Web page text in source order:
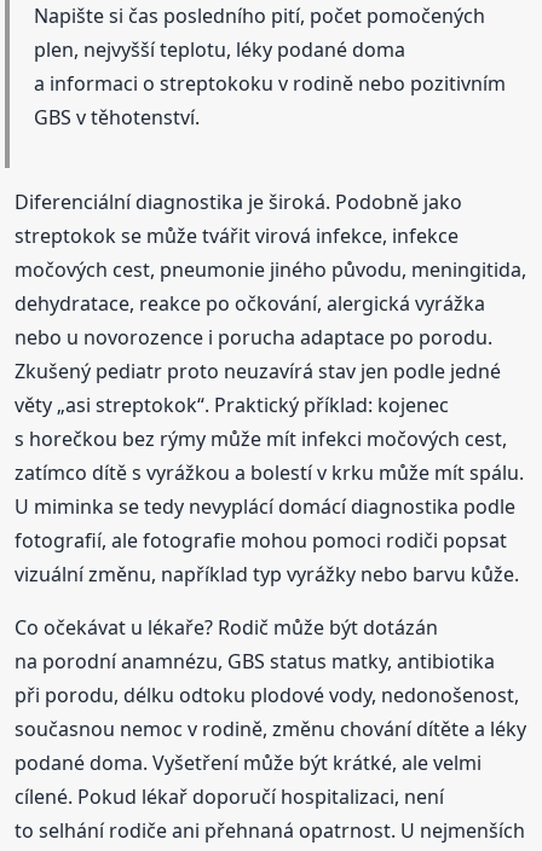
Napište si čas posledního pití, počet pomočených
plen, nejvyšší teplotu, léky podané doma
a informaci o streptokoku v rodině nebo pozitivním
GBS v těhotenství.
Diferenciální diagnostika je široká. Podobně jako
streptokok se může tvářit virová infekce, infekce
močových cest, pneumonie jiného původu, meningitida,
dehydratace, reakce po očkování, alergická vyrážka
nebo u novorozence i porucha adaptace po porodu.
Zkušený pediatr proto neuzavírá stav jen podle jedné
věty „asi streptokok“. Praktický příklad: kojenec
s horečkou bez rýmy může mít infekci močových cest,
zatímco dítě s vyrážkou a bolestí v krku může mít spálu.
U miminka se tedy nevyplácí domácí diagnostika podle
fotografií, ale fotografie mohou pomoci rodiči popsat
vizuální změnu, například typ vyrážky nebo barvu kůže.
Co očekávat u lékaře? Rodič může být dotázán
na porodní anamnézu, GBS status matky, antibiotika
při porodu, délku odtoku plodové vody, nedonošenost,
současnou nemoc v rodině, změnu chování dítěte a léky
podané doma. Vyšetření může být krátké, ale velmi
cílené. Pokud lékař doporučí hospitalizaci, není
to selhání rodiče ani přehnaná opatrnost. U nejmenších